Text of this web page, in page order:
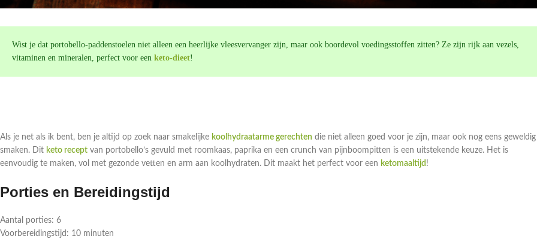
Wist je dat portobello-paddenstoelen niet alleen een heerlijke vleesvervanger zijn, maar ook boordevol voedingsstoffen zitten? Ze zijn rijk aan vezels,
vitaminen en mineralen, perfect voor een keto-dieet!
Als je net als ik bent, ben je altijd op zoek naar smakelijke koolhydraatarme gerechten die niet alleen goed voor je zijn, maar ook nog eens geweldig
smaken. Dit keto recept van portobello’s gevuld met roomkaas, paprika en een crunch van pijnboompitten is een uitstekende keuze. Het is
eenvoudig te maken, vol met gezonde vetten en arm aan koolhydraten. Dit maakt het perfect voor een ketomaaltijd !
Porties en Bereidingstijd
Aantal porties: 6
Voorbereidingstijd: 10 minuten